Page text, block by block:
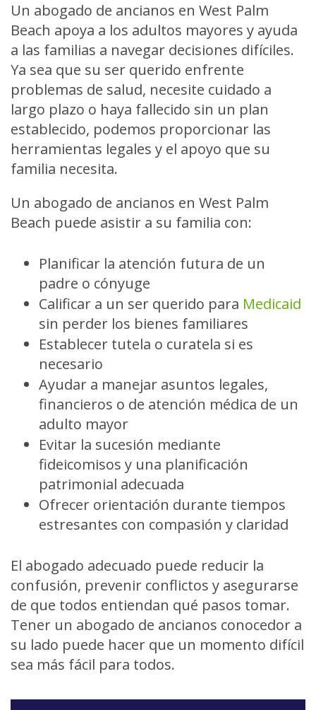
Un abogado de ancianos en West Palm
Beach apoya a los adultos mayores y ayuda
a las familias a navegar decisiones difíciles.
Ya sea que su ser querido enfrente
problemas de salud, necesite cuidado a
largo plazo o haya fallecido sin un plan
establecido, podemos proporcionar las
herramientas legales y el apoyo que su
familia necesita.
Un abogado de ancianos en West Palm
Beach puede asistir a su familia con:
Planificar la atención futura de un
padre o cónyuge
Calificar a un ser querido para Medicaid
sin perder los bienes familiares
Establecer tutela o curatela si es
necesario
Ayudar a manejar asuntos legales,
financieros o de atención médica de un
adulto mayor
Evitar la sucesión mediante
fideicomisos y una planificación
patrimonial adecuada
Ofrecer orientación durante tiempos
estresantes con compasión y claridad
El abogado adecuado puede reducir la
confusión, prevenir conflictos y asegurarse
de que todos entiendan qué pasos tomar.
Tener un abogado de ancianos conocedor a
su lado puede hacer que un momento difícil
sea más fácil para todos.